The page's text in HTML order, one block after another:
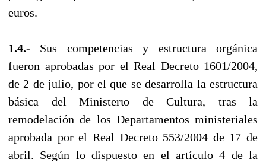
euros.
1.4.- Sus competencias y estructura orgánica
fueron aprobadas por el Real Decreto 1601/2004,
de 2 de julio, por el que se desarrolla la estructura
básica del Ministerιo de Cultura, tras la
remodelación de los Departamentos ministeriales
aprobada por el Real Decreto 553/2004 de 17 de
abril. Según lo dispuesto en el artículo 4 de la